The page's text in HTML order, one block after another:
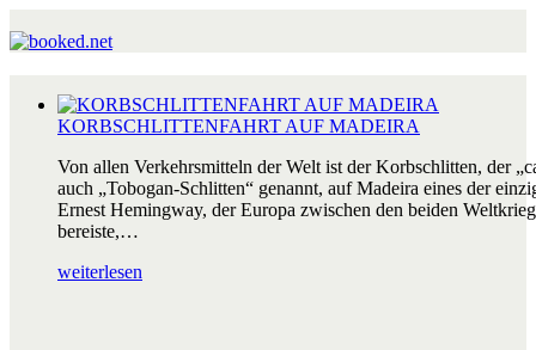
KORBSCHLITTENFAHRT AUF MADEIRA
Von allen Verkehrsmitteln der Welt ist der Korbschlitten, der
auch „Tobogan-Schlitten“ genannt, auf Madeira eines der
Ernest Hemingway, der Europa zwischen den beiden
bereiste,…
weiterlesen